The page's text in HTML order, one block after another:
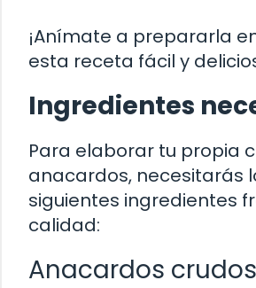
¡Anímate a prepararla
esta receta fácil y
Ingredientes
Para elaborar tu propia
anacardos, necesitarás
siguientes ingredientes
calidad:
Anacardos crudos